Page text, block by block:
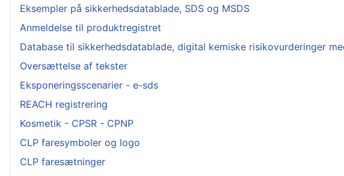
Eksempler på sikkerhedsdatablade, SDS og MSDS
Anmeldelse til produktregistret
Database til sikkerhedsdatablade, digital kemiske risikovurderinger
Oversættelse af tekster
Eksponeringsscenarier - e-sds
REACH registrering
Kosmetik - CPSR - CPNP
CLP faresymboler og logo
CLP faresætninger